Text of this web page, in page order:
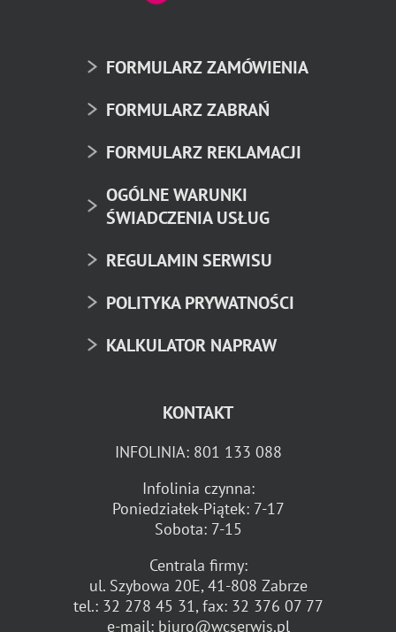
FORMULARZ ZAMÓWIENIA
FORMULARZ ZABRAŃ
FORMULARZ REKLAMACJI
OGÓLNE WARUNKI
ŚWIADCZENIA USŁUG
REGULAMIN SERWISU
POLITYKA PRYWATNOŚCI
KALKULATOR NAPRAW
KONTAKT
INFOLINIA: 801 133 088
Infolinia czynna:
Poniedziałek-Piątek: 7-17
Sobota: 7-15
Centrala firmy:
ul. Szybowa 20E, 41-808 Zabrze
tel.: 32 278 45 31, fax: 32 376 07 77
e-mail: biuro@wcserwis.pl